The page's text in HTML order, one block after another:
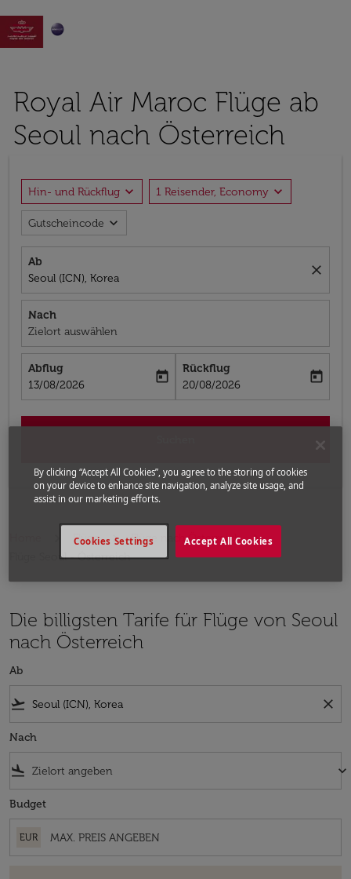

Royal Air Maroc Flüge ab
Seoul nach Österreich
Hin- und Rückflug expand_more 1 Reisender, Economy expand_more
Gutscheincode expand_more
Ab
Seoul (ICN), Korea
close
Nach
Zielort auswählen
Abflug
fc-booking-departure-date-aria-label
13/08/2026
today
Rückflug
fc-booking-return-date-aria-label
20/08/2026
today
Flüge
Flüge nach Österreich
Flüge Seoul - Österreich
Die billigsten Tarife für Flüge von Seoul
nach Österreich
Ab
flight_takeoff close
Nach
flight_land keyboard_arrow_down
Budget
EUR
By clicking “Accept All Cookies”, you agree to the storing of cookies
on your device to enhance site navigation, analyze site usage, and
assist in our marketing efforts.
Accept All Cookies
Cookies Settings